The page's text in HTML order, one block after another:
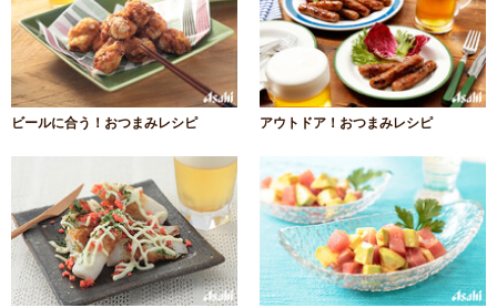
ビールに合う！おつまみレシピ アウトドア！おつまみレシピ